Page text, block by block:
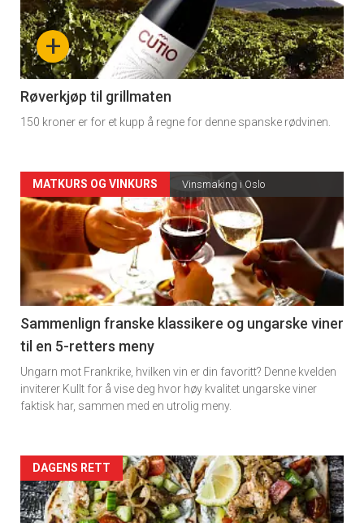
nå
-
4
+
Røverkjøp til grillmaten
150 kroner er for et kupp å regne for denne spanske rødvinen.
Forsiden
akkurat
nå
-
5
MATKURS OG VINKURS Vinsmaking i Oslo
Sammenlign franske klassikere og ungarske viner
til en 5-retters meny
Ungarn mot Frankrike, hvilken vin er din favoritt? Denne kvelden
inviterer Kullt for å vise deg hvor høy kvalitet ungarske viner
faktisk har, sammen med en utrolig meny.
Forsiden
akkurat
DAGENS RETT